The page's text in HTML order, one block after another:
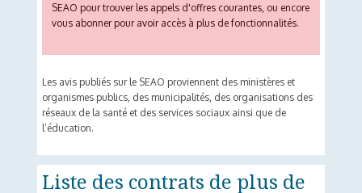
SEAO pour trouver les appels d'offres courantes, ou encore
vous abonner pour avoir accès à plus de fonctionnalités.
Les avis publiés sur le SEAO proviennent des ministères et
organismes publics, des municipalités, des organisations des
réseaux de la santé et des services sociaux ainsi que de
l’éducation.
Liste des contrats de plus de